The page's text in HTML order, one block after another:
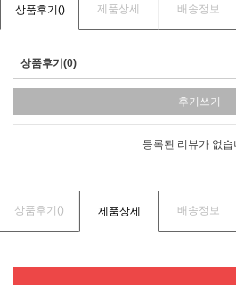
상품후기() 제품상세 배송정보
상품후기(0)
후기쓰기
등록된 리뷰가 없습
상품후기() 제품상세 배송정보